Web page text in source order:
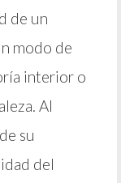
de un
modo de
interior o
Al
su
del